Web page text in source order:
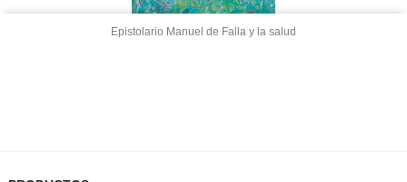
Epistolario Manuel de Falla y la salud